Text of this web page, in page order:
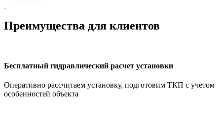
Преимущества для клиентов
Бесплатный гидравлический расчет установки
Оперативно рассчитаем установку, подготовим ТКП с учетом
особенностей объекта